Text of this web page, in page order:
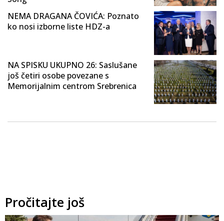
NEMA DRAGANA ČOVIĆA: Poznato
ko nosi izborne liste HDZ-a
NA SPISKU UKUPNO 26: Saslušane
još četiri osobe povezane s
Memorijalnim centrom Srebrenica
Pročitajte još